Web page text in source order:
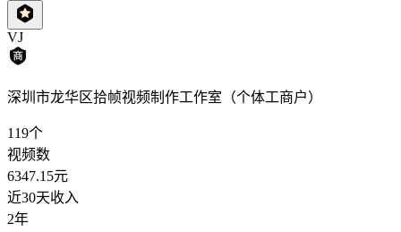
VJ
深圳市龙华区拾帧视频制作工作室（个体工商户）
119个
视频数
6347.15元
近30天收入
2年